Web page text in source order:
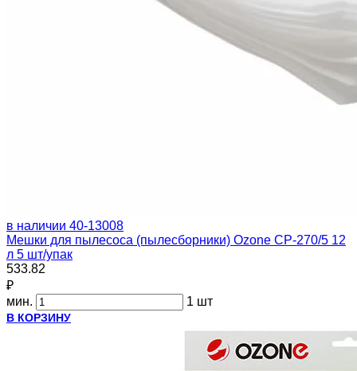
в наличии 40-13008
Мешки для пылесоса (пылесборники) Ozone CP-270/5 12
л 5 шт/упак
533.82
₽
мин.
1 шт
В КОРЗИНУ